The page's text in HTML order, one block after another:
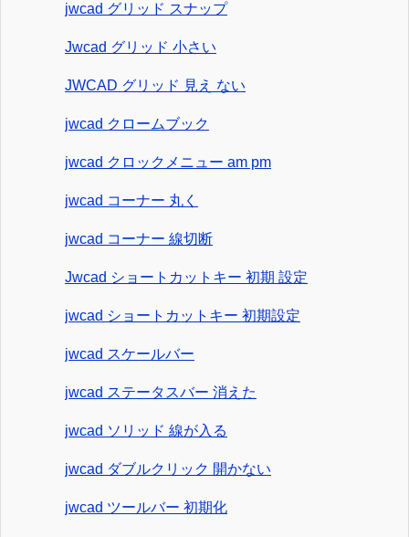
jwcad グリッド スナップ
Jwcad グリッド 小さい
JWCAD グリッド 見え ない
jwcad クロームブック
jwcad クロックメニュー am pm
jwcad コーナー 丸く
jwcad コーナー 線切断
Jwcad ショートカットキー 初期 設定
jwcad ショートカットキー 初期設定
jwcad スケールバー
jwcad ステータスバー 消えた
jwcad ソリッド 線が入る
jwcad ダブルクリック 開かない
jwcad ツールバー 初期化